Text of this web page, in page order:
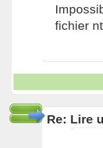
fichier
Re: Lire